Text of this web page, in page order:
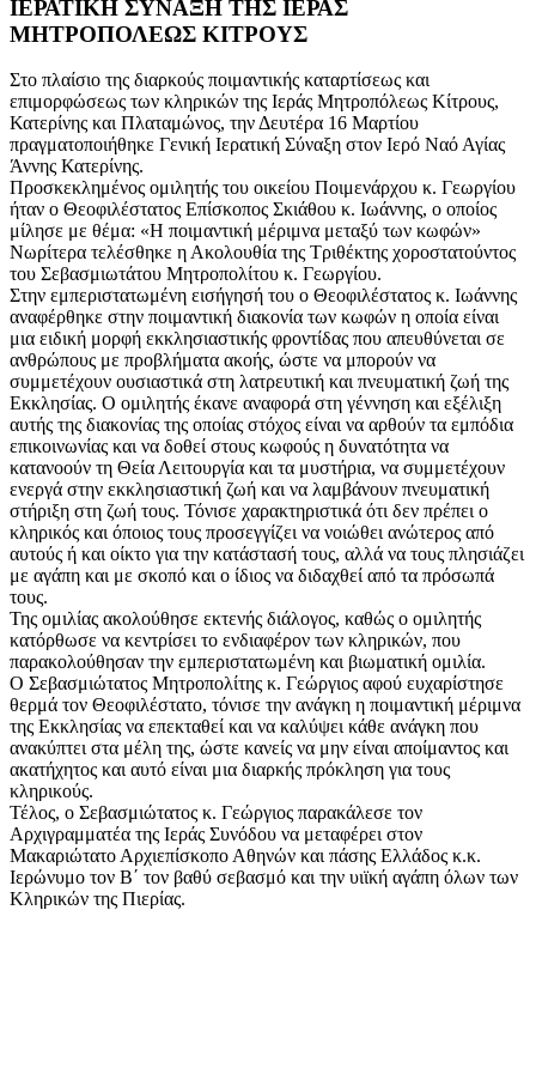
ΙΕΡΑΤΙΚΗ ΣΥΝΑΞΗ ΤΗΣ ΙΕΡΑΣ
ΜΗΤΡΟΠΟΛΕΩΣ ΚΙΤΡΟΥΣ
Στο πλαίσιο της διαρκούς ποιμαντικής καταρτίσεως και
επιμορφώσεως των κληρικών της Ιεράς Μητροπόλεως Κίτρους,
Κατερίνης και Πλαταμώνος, την Δευτέρα 16 Μαρτίου
πραγματοποιήθηκε Γενική Ιερατική Σύναξη στον Ιερό Ναό Αγίας
Άννης Κατερίνης.
Προσκεκλημένος ομιλητής του οικείου Ποιμενάρχου κ. Γεωργίου
ήταν ο Θεοφιλέστατος Επίσκοπος Σκιάθου κ. Ιωάννης, ο οποίος
μίλησε με θέμα: «Η ποιμαντική μέριμνα μεταξύ των κωφών»
Νωρίτερα τελέσθηκε η Ακολουθία της Τριθέκτης χοροστατούντος
του Σεβασμιωτάτου Μητροπολίτου κ. Γεωργίου.
Στην εμπεριστατωμένη εισήγησή του ο Θεοφιλέστατος κ. Ιωάννης
αναφέρθηκε στην ποιμαντική διακονία των κωφών η οποία είναι
μια ειδική μορφή εκκλησιαστικής φροντίδας που απευθύνεται σε
ανθρώπους με προβλήματα ακοής, ώστε να μπορούν να
συμμετέχουν ουσιαστικά στη λατρευτική και πνευματική ζωή της
Εκκλησίας. Ο ομιλητής έκανε αναφορά στη γέννηση και εξέλιξη
αυτής της διακονίας της οποίας στόχος είναι να αρθούν τα εμπόδια
επικοινωνίας και να δοθεί στους κωφούς η δυνατότητα να
κατανοούν τη Θεία Λειτουργία και τα μυστήρια, να συμμετέχουν
ενεργά στην εκκλησιαστική ζωή και να λαμβάνουν πνευματική
στήριξη στη ζωή τους. Τόνισε χαρακτηριστικά ότι δεν πρέπει ο
κληρικός και όποιος τους προσεγγίζει να νοιώθει ανώτερος από
αυτούς ή και οίκτο για την κατάστασή τους, αλλά να τους πλησιάζει
με αγάπη και με σκοπό και ο ίδιος να διδαχθεί από τα πρόσωπά
τους.
Της ομιλίας ακολούθησε εκτενής διάλογος, καθώς ο ομιλητής
κατόρθωσε να κεντρίσει το ενδιαφέρον των κληρικών, που
παρακολούθησαν την εμπεριστατωμένη και βιωματική ομιλία.
Ο Σεβασμιώτατος Μητροπολίτης κ. Γεώργιος αφού ευχαρίστησε
θερμά τον Θεοφιλέστατο, τόνισε την ανάγκη η ποιμαντική μέριμνα
της Εκκλησίας να επεκταθεί και να καλύψει κάθε ανάγκη που
ανακύπτει στα μέλη της, ώστε κανείς να μην είναι αποίμαντος και
ακατήχητος και αυτό είναι μια διαρκής πρόκληση για τους
κληρικούς.
Τέλος, ο Σεβασμιώτατος κ. Γεώργιος παρακάλεσε τον
Αρχιγραμματέα της Ιεράς Συνόδου να μεταφέρει στον
Μακαριώτατο Αρχιεπίσκοπο Αθηνών και πάσης Ελλάδος κ.κ.
Ιερώνυμο τον Β΄ τον βαθύ σεβασμό και την υιϊκή αγάπη όλων των
Κληρικών της Πιερίας.